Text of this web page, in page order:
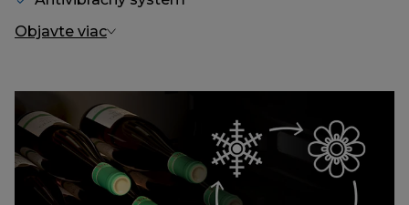
Objavte viac